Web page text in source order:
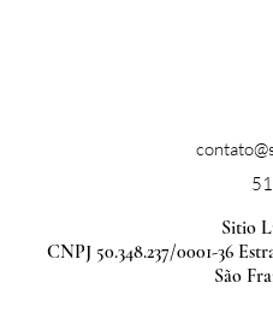
Sitio
CNPJ 50.348.237/0001-36
São